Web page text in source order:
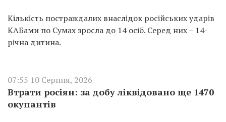
Кількість постраждалих внаслідок російських ударів
КАБами по Сумах зросла до 14 осіб. Серед них – 14-
річна дитина.
07:55 10 Серпня, 2026
Втрати росіян: за добу ліквідовано ще 1470
окупантів